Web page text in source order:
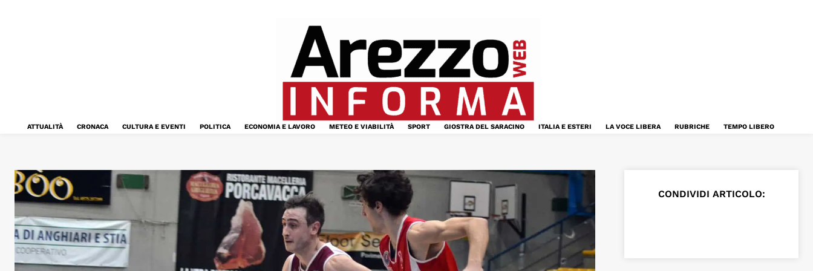
ATTUALITÀ CRONACA CULTURA E EVENTI POLITICA ECONOMIA E LAVORO METEO E VIABILITÀ SPORT GIOSTRA DEL SARACINO ITALIA E ESTERI LA VOCE LIBERA RUBRICHE TEMPO LIBERO
CONDIVIDI ARTICOLO: